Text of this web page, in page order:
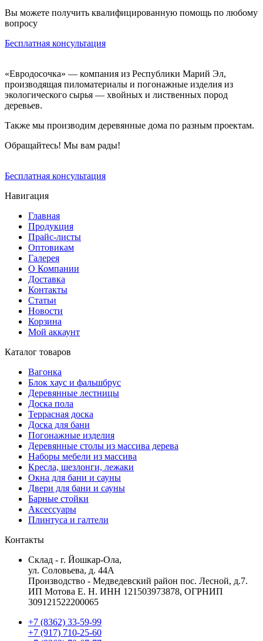
Вы можете получить квалифицированную помощь по любому
вопросу
Бесплатная консультация
«Евродосочка» — компания из Республики Марий Эл,
производящая пиломатериалы и погонажные изделия из
экологического сырья — хвойных и лиственных пород
деревьев.
Также мы производим деревянные дома по разным проектам.
Обращайтесь! Мы вам рады!
Бесплатная консультация
Навигация
Главная
Продукция
Прайс-листы
Оптовикам
Галерея
О Компании
Доставка
Контакты
Статьи
Новости
Корзина
Мой аккаунт
Каталог товаров
Вагонка
Блок хаус и фальшбрус
Деревянные лестницы
Доска пола
Террасная доска
Доска для бани
Погонажные изделия
Деревянные столы из массива дерева
Наборы мебели из массива
Кресла, шезлонги, лежаки
Окна для бани и сауны
Двери для бани и сауны
Барные стойки
Аксессуары
Плинтуса и галтели
Контакты
Склад - г. Йошкар-Ола,
ул. Соловьева, д. 44А
Производство - Медведевский район пос. Лесной, д.7.
ИП Мотова Е. Н. ИНН 121503973878, ОГРНИП
309121522200065
+7 (8362) 33-59-99
+7 (917) 710-25-60